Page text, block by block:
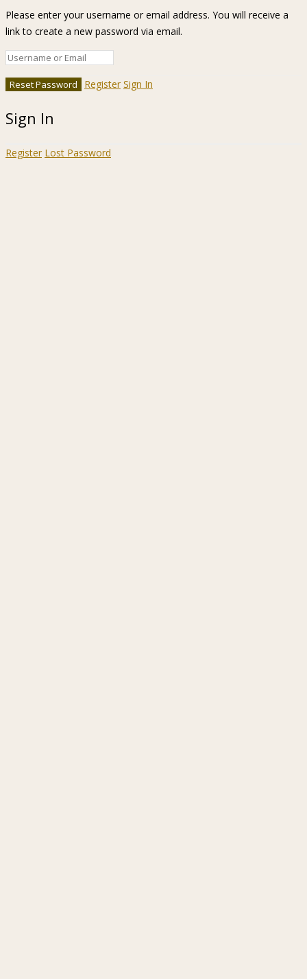
Please enter your username or email address. You will receive a
link to create a new password via email.
Register Sign In
Sign In
Register Lost Password